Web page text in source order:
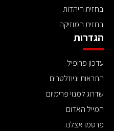
בחזית היהדות
בחזית המוזיקה
הגדרות
עדכון פרופיל
התראות וניוזלטרים
שדרוג למנוי פרימיום
המייל האדום
פרסמו אצלנו